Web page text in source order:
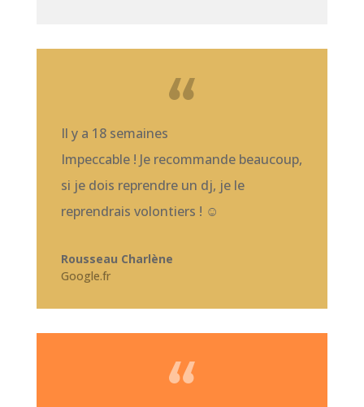
Il y a 18 semaines
Impeccable ! Je recommande beaucoup,
si je dois reprendre un dj, je le
reprendrais volontiers ! ☺️
Rousseau Charlène
Google.fr